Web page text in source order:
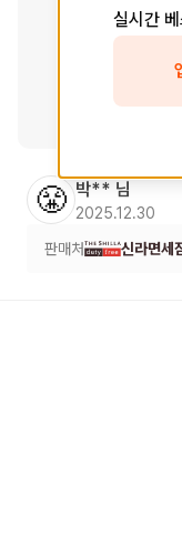
Finish
😤 박** 님
2025.12.30
판매처 신라면세
실시간